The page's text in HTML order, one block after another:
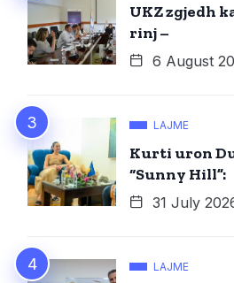
UKZ zgjedh
rinj –
6 August
LAJME
Kurti uron
“Sunny Hill”:
31 July
LAJME